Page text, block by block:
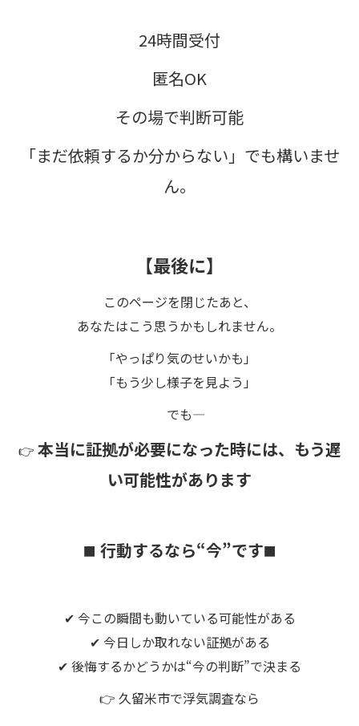
24時間受付
匿名OK
その場で判断可能
「まだ依頼するか分からない」でも構いませ
ん。
【最後に】
このページを閉じたあと、
あなたはこう思うかもしれません。
「やっぱり気のせいかも」
「もう少し様子を見よう」
でも――
👉 本当に証拠が必要になった時には、もう遅
い可能性があります
■ 行動するなら“今”です■
✔ 今この瞬間も動いている可能性がある
✔ 今日しか取れない証拠がある
✔ 後悔するかどうかは“今の判断”で決まる
👉 久留米市で浮気調査なら